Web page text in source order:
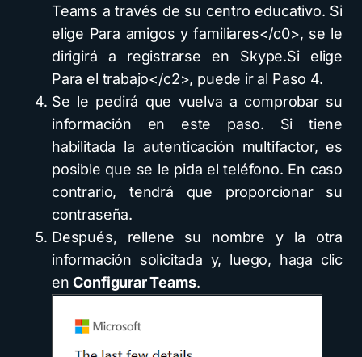
Teams a través de su centro educativo. Si
elige Para amigos y familiares</c0>, se le
dirigirá a registrarse en Skype.Si elige
Para el trabajo</c2>, puede ir al Paso 4.
Se le pedirá que vuelva a comprobar su
información en este paso. Si tiene
habilitada la autenticación multifactor, es
posible que se le pida el teléfono. En caso
contrario, tendrá que proporcionar su
contraseña.
Después, rellene su nombre y la otra
información solicitada y, luego, haga clic
enConfigurar Teams.